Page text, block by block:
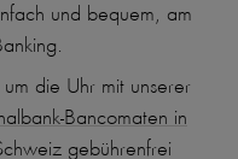
und bequem, am
die Uhr mit unserer
Bancomaten in
gebührenfrei